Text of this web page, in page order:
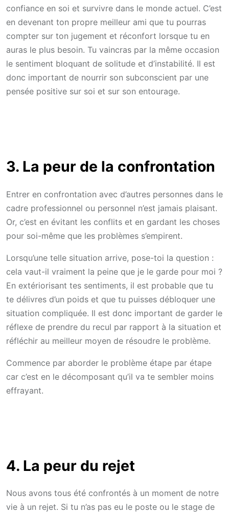
confiance en soi et survivre dans le monde actuel. C’est
en devenant ton propre meilleur ami que tu pourras
compter sur ton jugement et réconfort lorsque tu en
auras le plus besoin. Tu vaincras par la même occasion
le sentiment bloquant de solitude et d’instabilité. Il est
donc important de nourrir son subconscient par une
pensée positive sur soi et sur son entourage.
3. La peur de la confrontation
Entrer en confrontation avec d’autres personnes dans le
cadre professionnel ou personnel n’est jamais plaisant.
Or, c’est en évitant les conflits et en gardant les choses
pour soi-même que les problèmes s’empirent.
Lorsqu’une telle situation arrive, pose-toi la question :
cela vaut-il vraiment la peine que je le garde pour moi ?
En extériorisant tes sentiments, il est probable que tu
te délivres d’un poids et que tu puisses débloquer une
situation compliquée. Il est donc important de garder le
réflexe de prendre du recul par rapport à la situation et
réfléchir au meilleur moyen de résoudre le problème.
Commence par aborder le problème étape par étape
car c’est en le décomposant qu’il va te sembler moins
effrayant.
4. La peur du rejet
Nous avons tous été confrontés à un moment de notre
vie à un rejet. Si tu n’as pas eu le poste ou le stage de